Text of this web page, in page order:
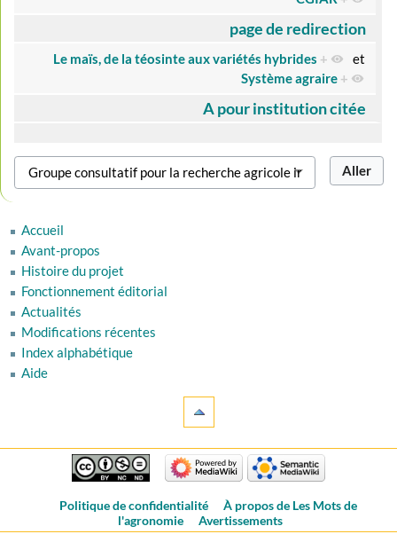
page de redirection
Le maïs, de la téosinte aux variétés hybrides +
et
Système agraire +
A pour institution citée
Accueil
Avant-propos
Histoire du projet
Fonctionnement éditorial
Actualités
Modifications récentes
Index alphabétique
Aide
Politique de confidentialité
À propos de Les Mots de
l'agronomie
Avertissements